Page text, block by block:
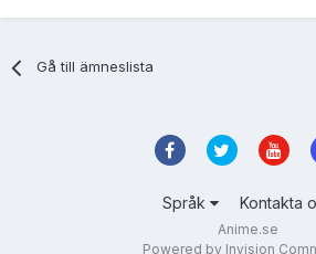
Gå till ämneslista
Språk Kontakta
Anime.se
Powered by Invision